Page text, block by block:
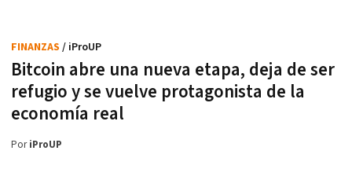
Bitcoin abre una nueva etapa, deja de ser
refugio y se vuelve protagonista de la
economía real
FINANZAS / iProUP
PoriProUP